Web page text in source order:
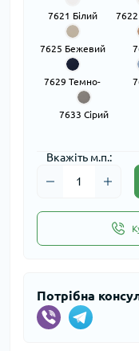
7621 Білий 7622
7625 Бежевий
7629 Темно-
Синій
7633 Сірий
Вкажіть м.п.:
Потрібна